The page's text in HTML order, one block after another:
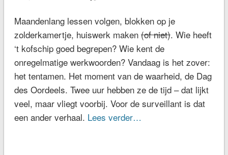
Maandenlang lessen volgen, blokken op je
zolderkamertje, huiswerk maken(of niet). Wie heeft
‘t kofschip goed begrepen? Wie kent de
onregelmatige werkwoorden? Vandaag is het zover:
het tentamen. Het moment van de waarheid, de Dag
des Oordeels. Twee uur hebben ze de tijd – dat lijkt
veel, maar vliegt voorbij. Voor de surveillant is dat
een ander verhaal. Lees verder…